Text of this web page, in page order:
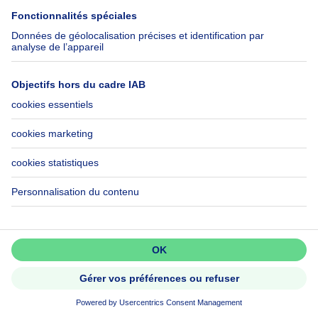
Activer l'alerte
8730 Beernem
398 800 €398800€
Ne passez pas à côté!
Créez une alerte pour découvrir
les nouvelles annonces en premier.